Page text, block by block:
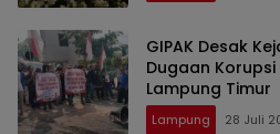
GIPAK Desak
Dugaan Korupsi
Lampung Timur
Lampung 28 Juli